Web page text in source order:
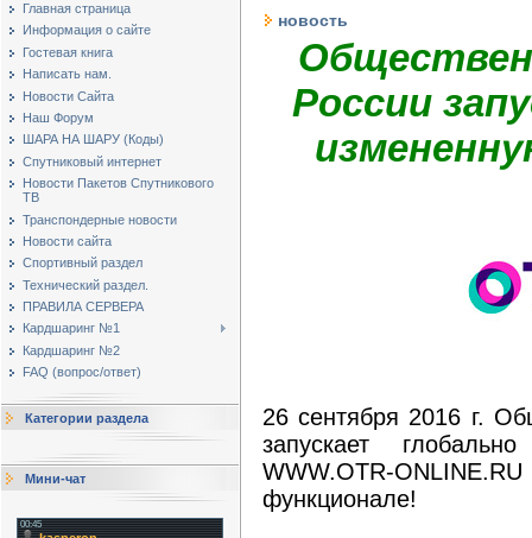
Главная страница
Информация о сайте
Гостевая книга
Написать нам.
Новости Сайта
Наш Форум
ШАРА НА ШАРУ (Коды)
Спутниковый интернет
Новости Пакетов Спутникового
ТВ
Транспондерные новости
Новости сайта
Спортивный раздел
Технический раздел.
ПРАВИЛА СЕРВЕРА
Кардшаринг №1
Кардшаринг №2
FAQ (вопрос/ответ)
Категории раздела
Мини-чат
новость
России
26 сентября 2016 г.
запускает
WWW.OTR-
функционале!